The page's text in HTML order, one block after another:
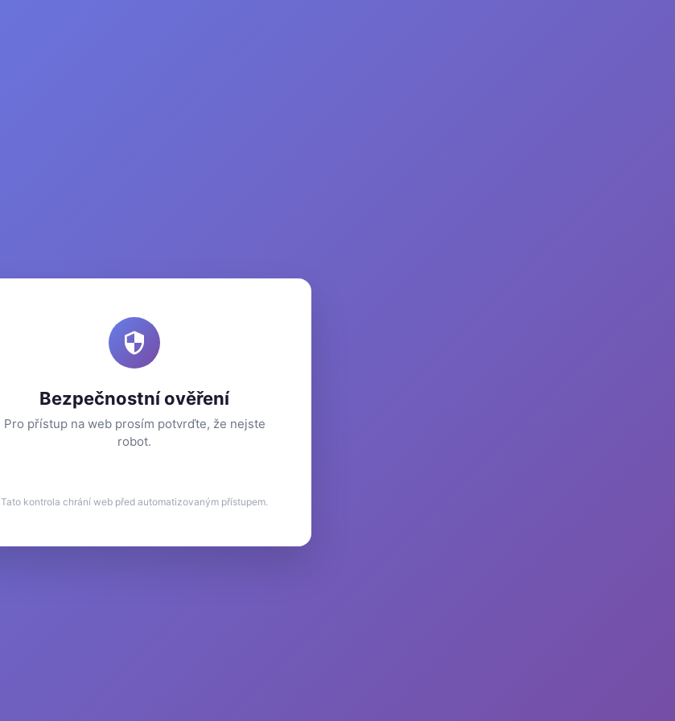
Bezpečnostní ověření
Pro přístup na web prosím potvrďte, že nejste
robot.
Tato kontrola chrání web před automatizovaným přístupem.